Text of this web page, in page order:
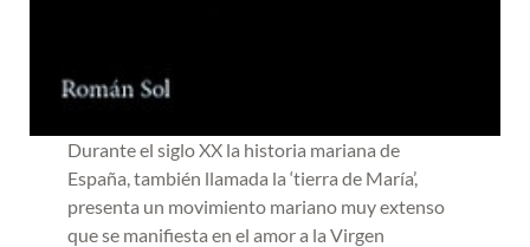
Durante el siglo XX la historia mariana de
España, también llamada la ‘tierra de María’,
presenta un movimiento mariano muy extenso
que se manifiesta en el amor a la Virgen